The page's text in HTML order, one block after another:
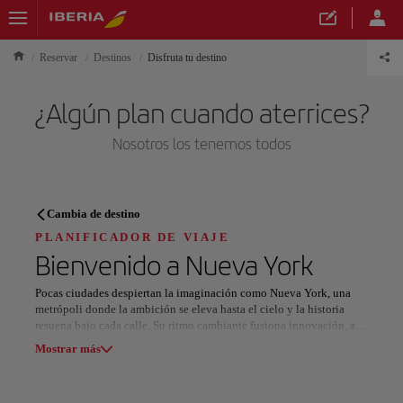
Reservar Destinos Disfruta tu destino
¿Algún plan cuando aterrices?
Nosotros los tenemos todos
PLANIFICADOR DE VIAJE
Descubre tu próximo destino
Nuestros destinos
Cambia de destino
PLANIFICADOR DE VIAJE
Bienvenido a Nueva York
Pocas ciudades despiertan la imaginación como Nueva York, una
metrópoli donde la ambición se eleva hasta el cielo y la historia
resuena bajo cada calle. Su ritmo cambiante fusiona innovación, arte
y diversidad, convirtiéndola en el emblema viviente del espíritu
Mostrar más